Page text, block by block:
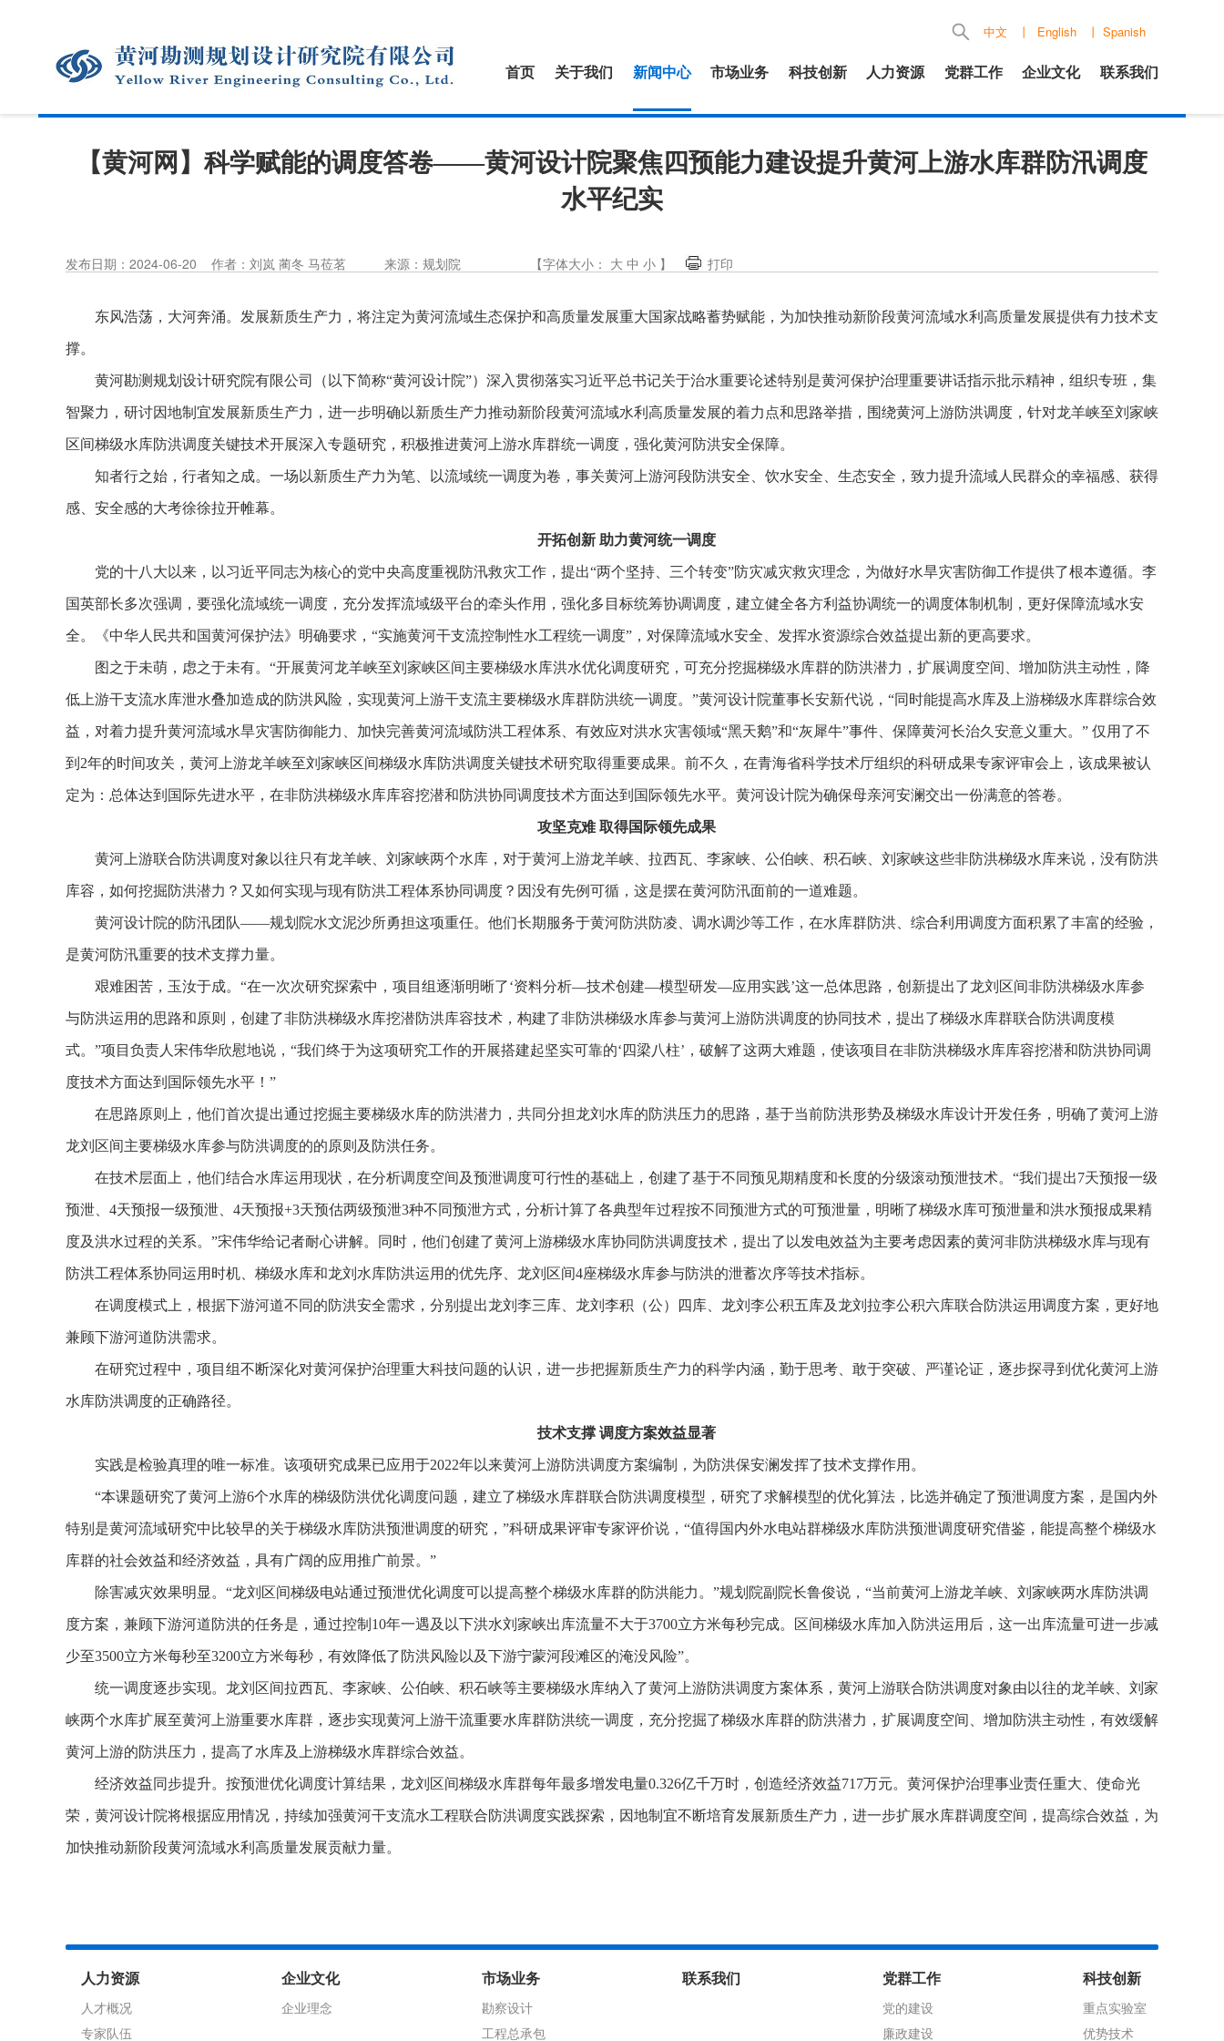
中文 丨 English丨 Spanish
首页 关于我们 新闻中心 市场业务 科技创新 人力资源 党群工作 企业文化 联系我们
【黄河网】科学赋能的调度答卷——黄河设计院聚焦四预能力建设提升黄河上游水库群防汛调度
水平纪实
发布日期：2024-06-20 作者：刘岚 蔺冬 马莅茗 来源：规划院 【字体大小： 大 中 小 】 打印
东风浩荡，大河奔涌。发展新质生产力，将注定为黄河流域生态保护和高质量发展重大国家战略蓄势赋能，为加快推动新阶段黄河流域水利高质量发展提供有力技术支
撑。
黄河勘测规划设计研究院有限公司（以下简称“黄河设计院”）深入贯彻落实习近平总书记关于治水重要论述特别是黄河保护治理重要讲话指示批示精神，组织专班，集
智聚力，研讨因地制宜发展新质生产力，进一步明确以新质生产力推动新阶段黄河流域水利高质量发展的着力点和思路举措，围绕黄河上游防洪调度，针对龙羊峡至刘家峡
区间梯级水库防洪调度关键技术开展深入专题研究，积极推进黄河上游水库群统一调度，强化黄河防洪安全保障。
知者行之始，行者知之成。一场以新质生产力为笔、以流域统一调度为卷，事关黄河上游河段防洪安全、饮水安全、生态安全，致力提升流域人民群众的幸福感、获得
感、安全感的大考徐徐拉开帷幕。
开拓创新 助力黄河统一调度
党的十八大以来，以习近平同志为核心的党中央高度重视防汛救灾工作，提出“两个坚持、三个转变”防灾减灾救灾理念，为做好水旱灾害防御工作提供了根本遵循。李
国英部长多次强调，要强化流域统一调度，充分发挥流域级平台的牵头作用，强化多目标统筹协调调度，建立健全各方利益协调统一的调度体制机制，更好保障流域水安
全。《中华人民共和国黄河保护法》明确要求，“实施黄河干支流控制性水工程统一调度”，对保障流域水安全、发挥水资源综合效益提出新的更高要求。
图之于未萌，虑之于未有。“开展黄河龙羊峡至刘家峡区间主要梯级水库洪水优化调度研究，可充分挖掘梯级水库群的防洪潜力，扩展调度空间、增加防洪主动性，降
低上游干支流水库泄水叠加造成的防洪风险，实现黄河上游干支流主要梯级水库群防洪统一调度。”黄河设计院董事长安新代说，“同时能提高水库及上游梯级水库群综合效
益，对着力提升黄河流域水旱灾害防御能力、加快完善黄河流域防洪工程体系、有效应对洪水灾害领域“黑天鹅”和“灰犀牛”事件、保障黄河长治久安意义重大。” 仅用了不
到2年的时间攻关，黄河上游龙羊峡至刘家峡区间梯级水库防洪调度关键技术研究取得重要成果。前不久，在青海省科学技术厅组织的科研成果专家评审会上，该成果被认
定为：总体达到国际先进水平，在非防洪梯级水库库容挖潜和防洪协同调度技术方面达到国际领先水平。黄河设计院为确保母亲河安澜交出一份满意的答卷。
攻坚克难 取得国际领先成果
黄河上游联合防洪调度对象以往只有龙羊峡、刘家峡两个水库，对于黄河上游龙羊峡、拉西瓦、李家峡、公伯峡、积石峡、刘家峡这些非防洪梯级水库来说，没有防洪
库容，如何挖掘防洪潜力？又如何实现与现有防洪工程体系协同调度？因没有先例可循，这是摆在黄河防汛面前的一道难题。
黄河设计院的防汛团队——规划院水文泥沙所勇担这项重任。他们长期服务于黄河防洪防凌、调水调沙等工作，在水库群防洪、综合利用调度方面积累了丰富的经验，
是黄河防汛重要的技术支撑力量。
艰难困苦，玉汝于成。“在一次次研究探索中，项目组逐渐明晰了‘资料分析—技术创建—模型研发—应用实践’这一总体思路，创新提出了龙刘区间非防洪梯级水库参
与防洪运用的思路和原则，创建了非防洪梯级水库挖潜防洪库容技术，构建了非防洪梯级水库参与黄河上游防洪调度的协同技术，提出了梯级水库群联合防洪调度模
式。”项目负责人宋伟华欣慰地说，“我们终于为这项研究工作的开展搭建起坚实可靠的‘四梁八柱’，破解了这两大难题，使该项目在非防洪梯级水库库容挖潜和防洪协同调
度技术方面达到国际领先水平！”
在思路原则上，他们首次提出通过挖掘主要梯级水库的防洪潜力，共同分担龙刘水库的防洪压力的思路，基于当前防洪形势及梯级水库设计开发任务，明确了黄河上游
龙刘区间主要梯级水库参与防洪调度的的原则及防洪任务。
在技术层面上，他们结合水库运用现状，在分析调度空间及预泄调度可行性的基础上，创建了基于不同预见期精度和长度的分级滚动预泄技术。“我们提出7天预报一级
预泄、4天预报一级预泄、4天预报+3天预估两级预泄3种不同预泄方式，分析计算了各典型年过程按不同预泄方式的可预泄量，明晰了梯级水库可预泄量和洪水预报成果精
度及洪水过程的关系。”宋伟华给记者耐心讲解。同时，他们创建了黄河上游梯级水库协同防洪调度技术，提出了以发电效益为主要考虑因素的黄河非防洪梯级水库与现有
防洪工程体系协同运用时机、梯级水库和龙刘水库防洪运用的优先序、龙刘区间4座梯级水库参与防洪的泄蓄次序等技术指标。
在调度模式上，根据下游河道不同的防洪安全需求，分别提出龙刘李三库、龙刘李积（公）四库、龙刘李公积五库及龙刘拉李公积六库联合防洪运用调度方案，更好地
兼顾下游河道防洪需求。
在研究过程中，项目组不断深化对黄河保护治理重大科技问题的认识，进一步把握新质生产力的科学内涵，勤于思考、敢于突破、严谨论证，逐步探寻到优化黄河上游
水库防洪调度的正确路径。
技术支撑 调度方案效益显著
实践是检验真理的唯一标准。该项研究成果已应用于2022年以来黄河上游防洪调度方案编制，为防洪保安澜发挥了技术支撑作用。
“本课题研究了黄河上游6个水库的梯级防洪优化调度问题，建立了梯级水库群联合防洪调度模型，研究了求解模型的优化算法，比选并确定了预泄调度方案，是国内外
特别是黄河流域研究中比较早的关于梯级水库防洪预泄调度的研究，”科研成果评审专家评价说，“值得国内外水电站群梯级水库防洪预泄调度研究借鉴，能提高整个梯级水
库群的社会效益和经济效益，具有广阔的应用推广前景。”
除害减灾效果明显。“龙刘区间梯级电站通过预泄优化调度可以提高整个梯级水库群的防洪能力。”规划院副院长鲁俊说，“当前黄河上游龙羊峡、刘家峡两水库防洪调
度方案，兼顾下游河道防洪的任务是，通过控制10年一遇及以下洪水刘家峡出库流量不大于3700立方米每秒完成。区间梯级水库加入防洪运用后，这一出库流量可进一步减
少至3500立方米每秒至3200立方米每秒，有效降低了防洪风险以及下游宁蒙河段滩区的淹没风险”。
统一调度逐步实现。龙刘区间拉西瓦、李家峡、公伯峡、积石峡等主要梯级水库纳入了黄河上游防洪调度方案体系，黄河上游联合防洪调度对象由以往的龙羊峡、刘家
峡两个水库扩展至黄河上游重要水库群，逐步实现黄河上游干流重要水库群防洪统一调度，充分挖掘了梯级水库群的防洪潜力，扩展调度空间、增加防洪主动性，有效缓解
黄河上游的防洪压力，提高了水库及上游梯级水库群综合效益。
经济效益同步提升。按预泄优化调度计算结果，龙刘区间梯级水库群每年最多增发电量0.326亿千万时，创造经济效益717万元。黄河保护治理事业责任重大、使命光
荣，黄河设计院将根据应用情况，持续加强黄河干支流水工程联合防洪调度实践探索，因地制宜不断培育发展新质生产力，进一步扩展水库群调度空间，提高综合效益，为
加快推动新阶段黄河流域水利高质量发展贡献力量。
人力资源
人才概况
专家队伍
企业文化
企业理念
市场业务
勘察设计
工程总承包
联系我们 党群工作
党的建设
廉政建设
科技创新
重点实验室
优势技术